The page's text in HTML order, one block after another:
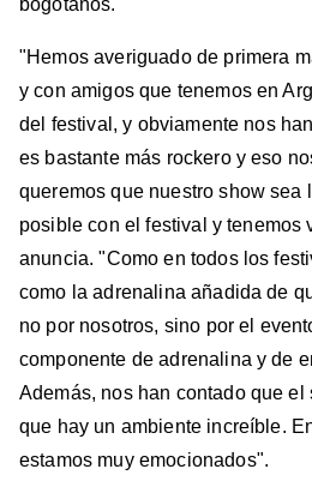
bogotanos.
"Hemos averiguado de primera
y con amigos que tenemos en
del festival, y obviamente nos
es bastante más rockero y eso
queremos que nuestro show sea
posible con el festival y tenemos
anuncia. "Como en todos los
como la adrenalina añadida de
no por nosotros, sino por el
componente de adrenalina y de
Además, nos han contado que el
que hay un ambiente increíble.
estamos muy emocionados".